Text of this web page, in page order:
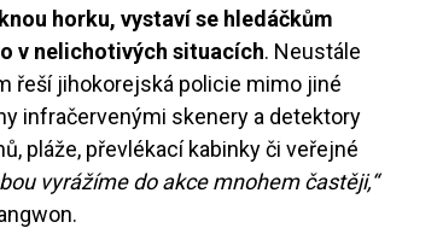
horku, vystaví se hledáčkům
v nelichotivých situacích. Neustále
řeší jihokorejská policie mimo jiné
infračervenými skenery a detektory
pláže, převlékací kabinky či veřejné
vyrážíme do akce mnohem častěji,“